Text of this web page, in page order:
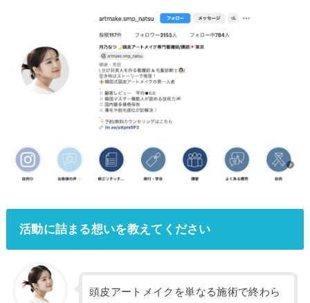
活動に詰まる想いを教えてください
頭皮アートメイクを単なる施術で終わら